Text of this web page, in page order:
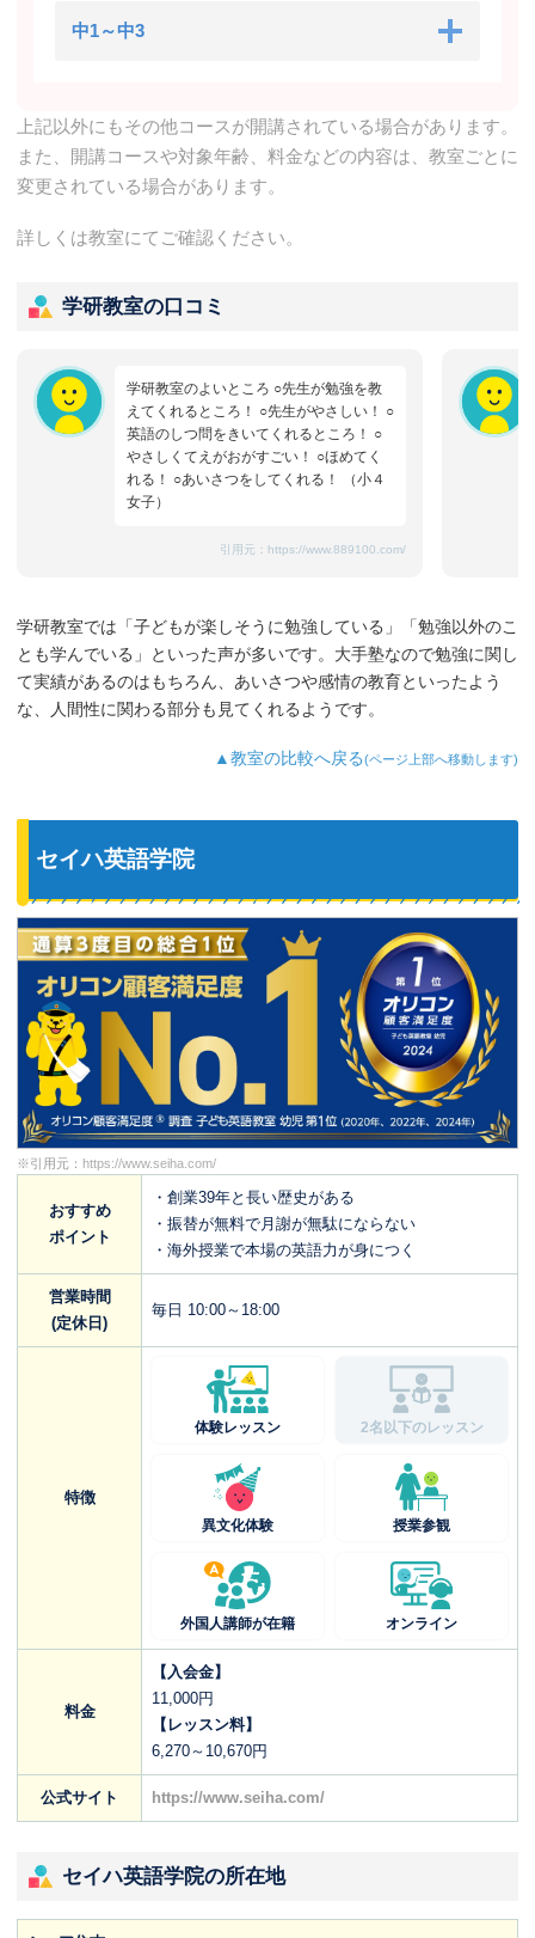
中1～中3
上記以外にもその他コースが開講されている場合があります。
また、開講コースや対象年齢、料金などの内容は、教室ごとに
変更されている場合があります。
詳しくは教室にてご確認ください。
学研教室の口コミ
学研教室のよいところ ○先生が勉強を教
えてくれるところ！ ○先生がやさしい！ ○
英語のしつ問をきいてくれるところ！ ○
やさしくてえがおがすごい！ ○ほめてく
れる！ ○あいさつをしてくれる！ （小４
女子）
引用元： https://www.889100.com/
学研教室では「子どもが楽しそうに勉強している」「勉強以外のこ
とも学んでいる」といった声が多いです。大手塾なので勉強に関し
て実績があるのはもちろん、あいさつや感情の教育といったよう
な、人間性に関わる部分も見てくれるようです。
▲教室の比較へ戻る(ページ上部へ移動します)
セイハ英語学院
※引用元： https://www.seiha.com/
おすすめ
ポイント
・創業39年と長い歴史がある
・振替が無料で月謝が無駄にならない
・海外授業で本場の英語力が身につく
営業時間
(定休日)
毎日 10:00～18:00
特徴
体験レッスン 2名以下のレッスン
異文化体験 授業参観
外国人講師が在籍 オンライン
料金
【入会金】
11,000円
【レッスン料】
6,270～10,670円
公式サイト https://www.seiha.com/
セイハ英語学院の所在地